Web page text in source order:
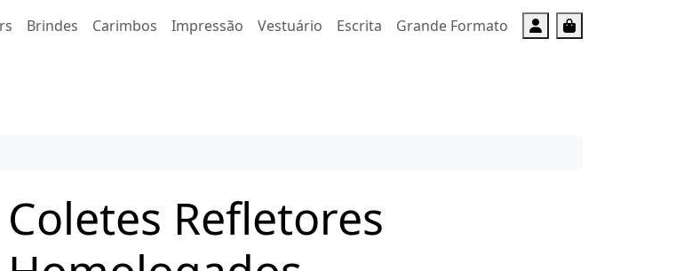
Brindes Carimbos Impressão Vestuário Escrita Grande Formato Account
Cart
Coletes Refletores